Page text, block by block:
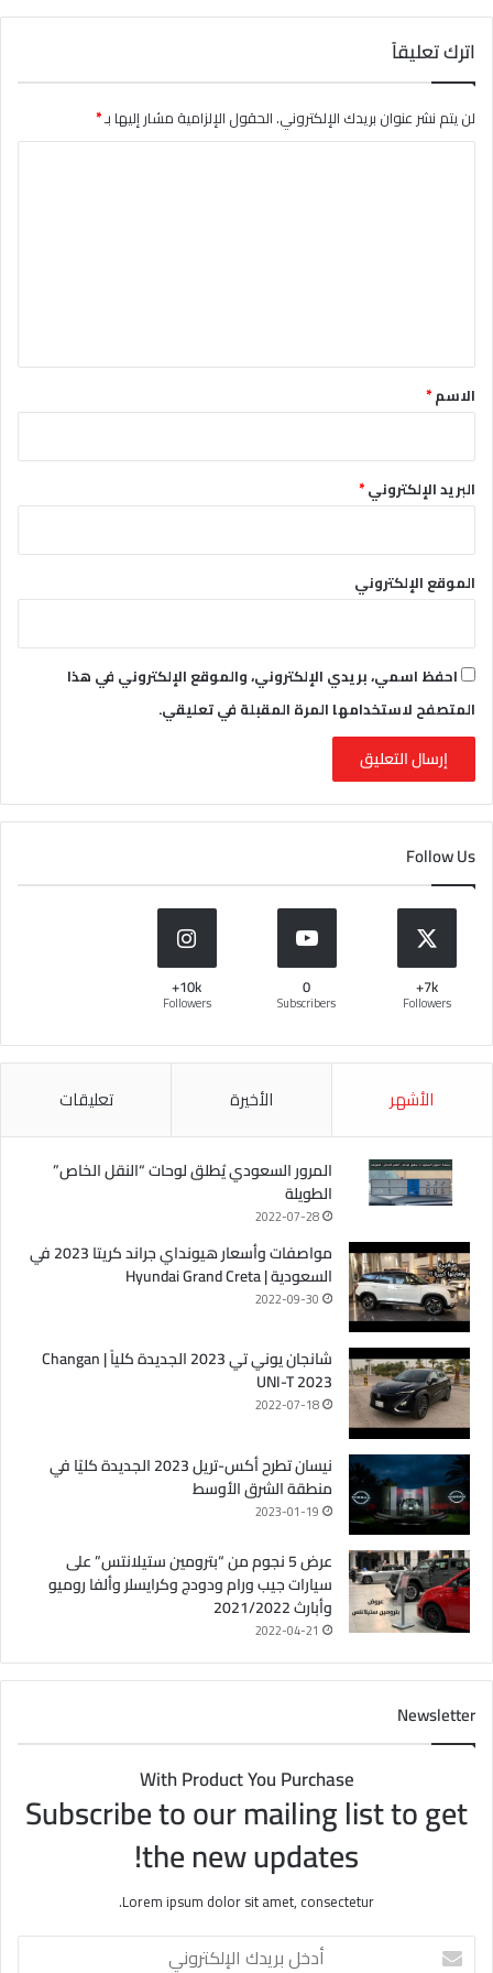
اترك تعليقاً
لن يتم نشر عنوان بريدك الإلكتروني.الحقول الإلزامية مشار إليها بـ*
*الاسم*
البريد الإلكتروني*
الموقع الإلكتروني
احفظ اسمي، بريدي الإلكتروني، والموقع الإلكتروني في هذا
المتصفح لاستخدامها المرة المقبلة في تعليقي.
Follow Us
7k+
Followers
0
Subscribers
10k+
Followers
الأشهر الأخيرة تعليقات
المرور السعودي يُطلق لوحات “النقل الخاص”
الطويلة
2022-07-28
مواصفات وأسعار هيونداي جراند كريتا 2023 في
السعودية | Hyundai Grand Creta
2022-09-30
شانجان يوني تي 2023 الجديدة كلياً | Changan
UNI-T 2023
2022-07-18
نيسان تطرح أكس-تريل 2023 الجديدة كليًا في
منطقة الشرق الأوسط
2023-01-19
عرض 5 نجوم من “بترومين ستيلانتس” على
سيارات جيب ورام ودودج وكرايسلر وألفا روميو
وأبارث 2021/2022
2022-04-21
Newsletter
With Product You Purchase
Subscribe to our mailing list to get
the new updates!
Lorem ipsum dolor sit amet, consectetur.